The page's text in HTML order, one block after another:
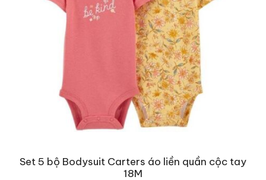
Set 5 bộ Bodysuit Carters áo liền quần cộc tay
18M